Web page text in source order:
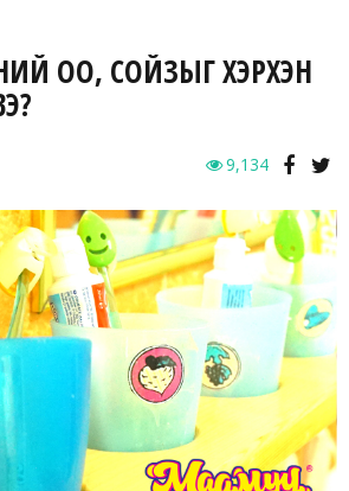
ОО, СОЙЗЫГ ХЭРХЭН
9,134